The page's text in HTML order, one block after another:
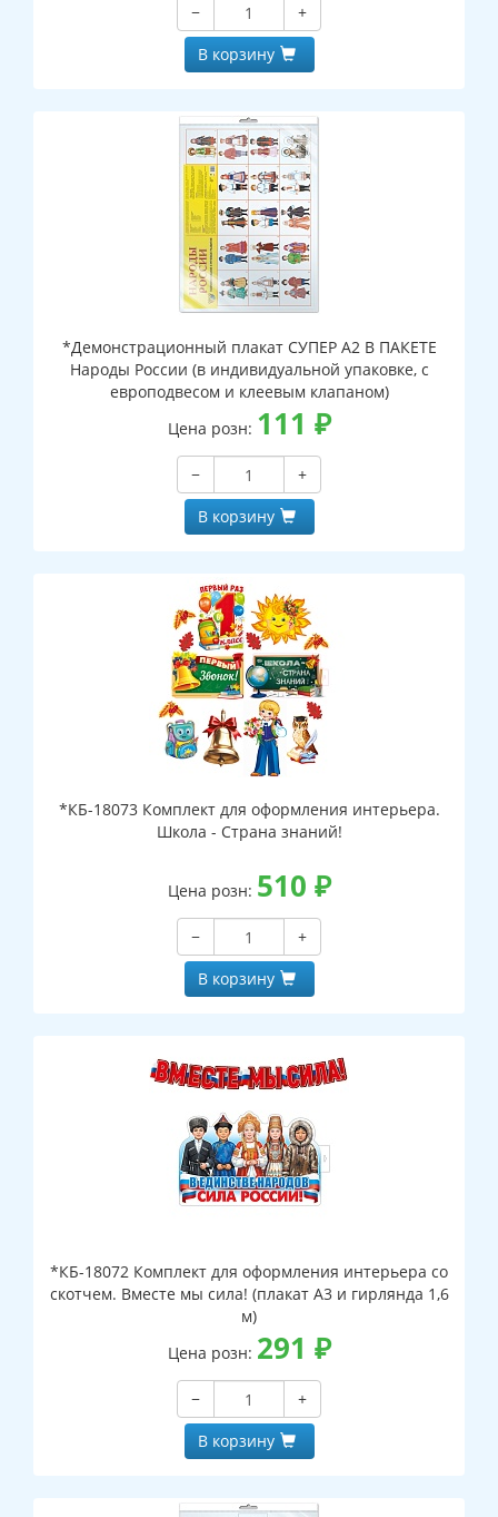
−
+
В корзину
*Демонстрационный плакат СУПЕР А2 В ПАКЕТЕ
Народы России (в индивидуальной упаковке, с
европодвесом и клеевым клапаном)
Цена розн: 111 ₽
−
+
В корзину
*КБ-18073 Комплект для оформления интерьера.
Школа - Страна знаний!
Цена розн: 510 ₽
−
+
В корзину
*КБ-18072 Комплект для оформления интерьера со
скотчем. Вместе мы сила! (плакат А3 и гирлянда 1,6
м)
Цена розн: 291 ₽
−
+
В корзину